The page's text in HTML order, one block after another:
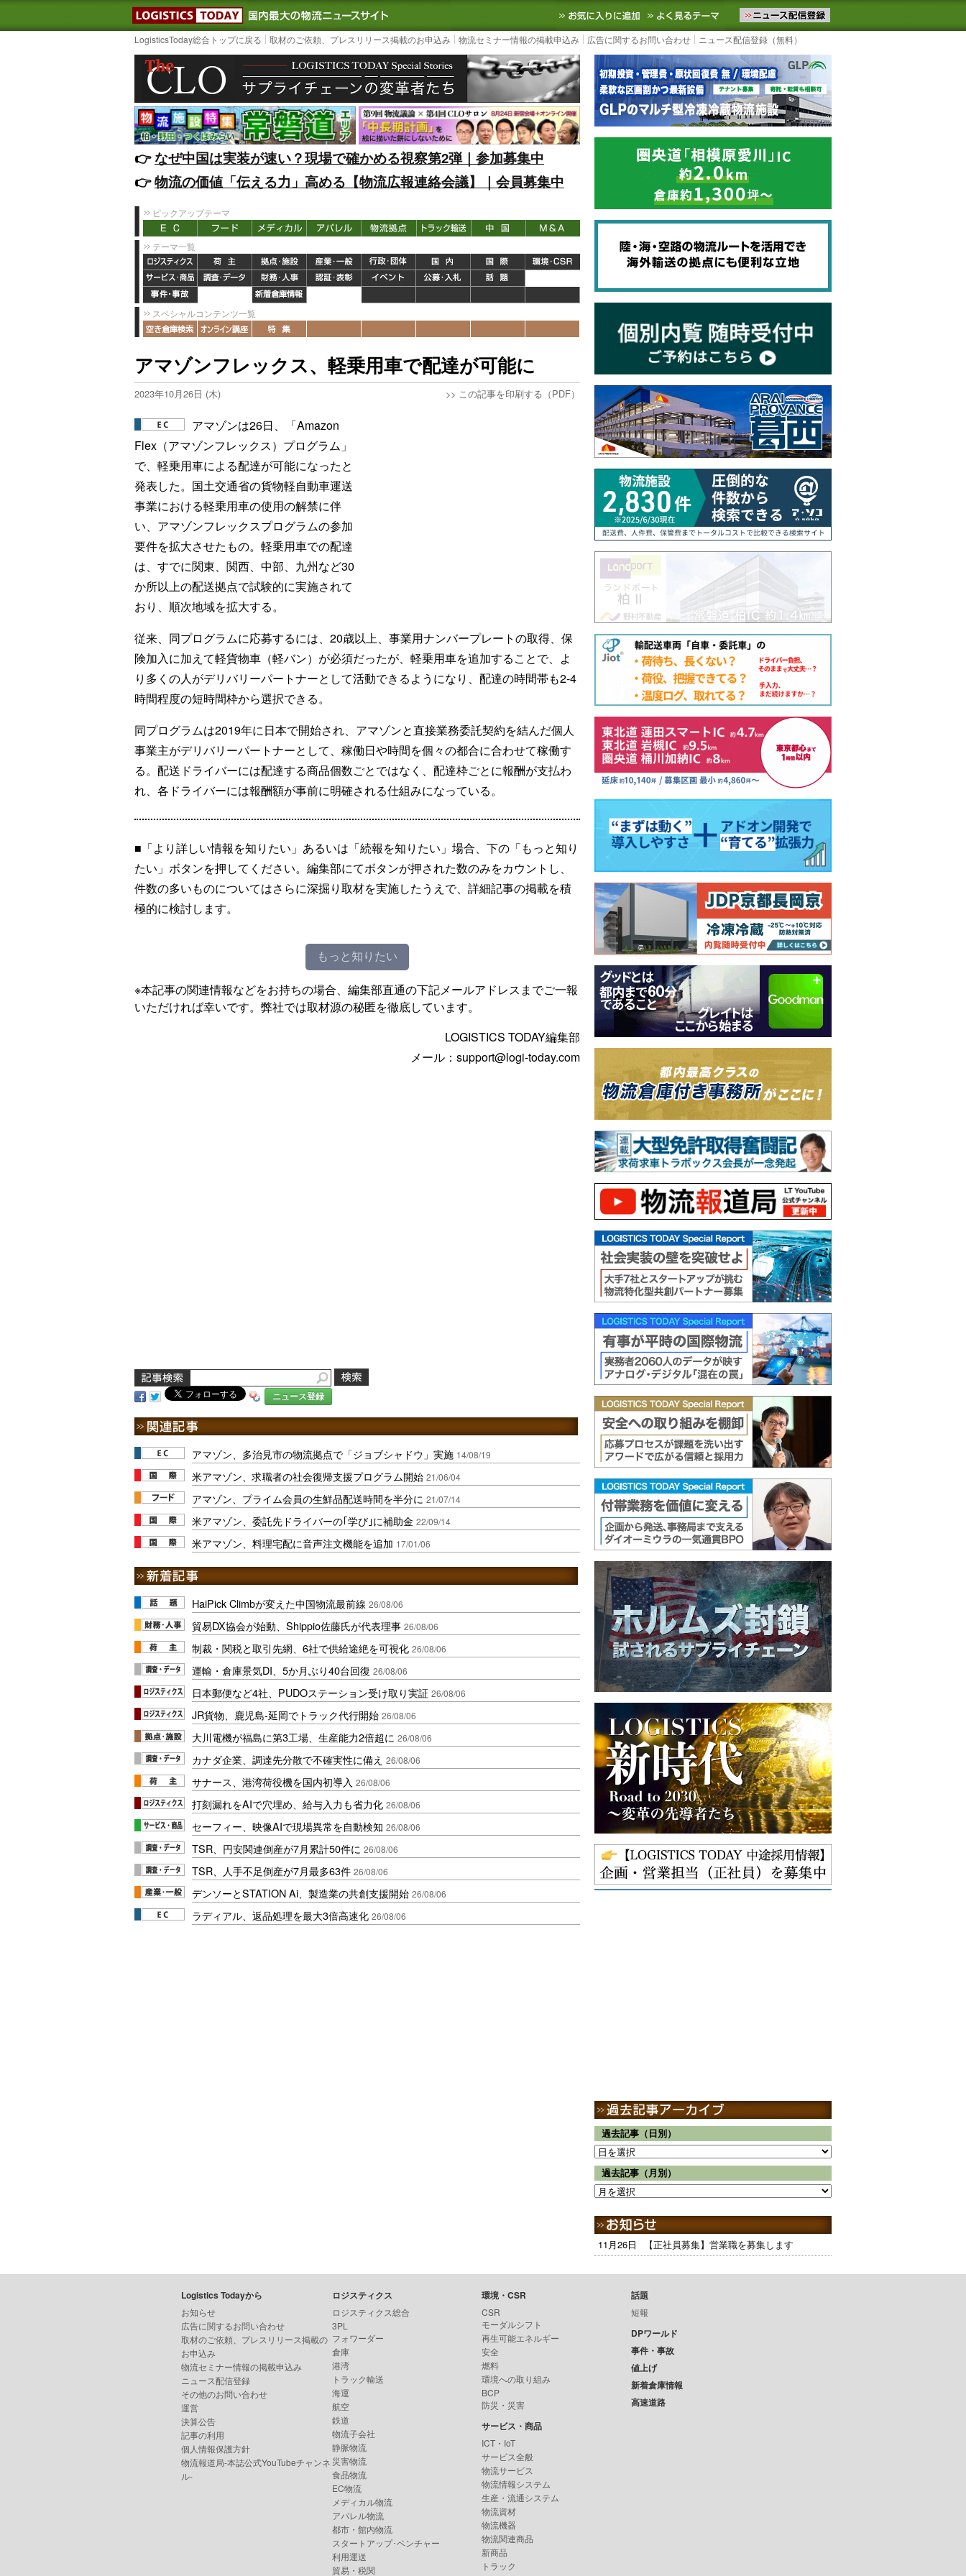
LOGISTICS TODAY｜国内最大の物流ニュースサイト3PL, SCMなど国内外の最新の物流ニュースをお届けします。物流ニュースメール配信を登録す
お気に入りに追加 よく見るテーマ
LogisticsToday総合トップに戻る 取材のご依頼、プレスリリース掲載のお申込み 物流セミナー情報の掲載申込み 広告に関するお問い合わせ ニュース配信登録（無料）
👉️なぜ中国は実装が速い？現場で確かめる視察第2弾｜参加募集中
👉️物流の価値「伝える力」高める【物流広報連絡会議】｜会員募集中
ピックアップテーマ
テーマ一覧
スペシャルコンテンツ一覧
アマゾンフレックス、軽乗用車で配達が可能に
2023年10月26日 (木) >> この記事を印刷する（PDF）
アマゾンは26日、「Amazon
Flex（アマゾンフレックス）プログラム」
で、軽乗用車による配達が可能になったと
発表した。国土交通省の貨物軽自動車運送
事業における軽乗用車の使用の解禁に伴
い、アマゾンフレックスプログラムの参加
要件を拡大させたもの。軽乗用車での配達
は、すでに関東、関西、中部、九州など30
か所以上の配送拠点で試験的に実施されて
おり、順次地域を拡大する。
従来、同プログラムに応募するには、20歳以上、事業用ナンバープレートの取得、保
険加入に加えて軽貨物車（軽バン）が必須だったが、軽乗用車を追加することで、よ
り多くの人がデリバリーパートナーとして活動できるようになり、配達の時間帯も2-4
時間程度の短時間枠から選択できる。
同プログラムは2019年に日本で開始され、アマゾンと直接業務委託契約を結んだ個人
事業主がデリバリーパートナーとして、稼働日や時間を個々の都合に合わせて稼働す
る。配送ドライバーには配達する商品個数ごとではなく、配達枠ごとに報酬が支払わ
れ、各ドライバーには報酬額が事前に明確される仕組みになっている。
■「より詳しい情報を知りたい」あるいは「続報を知りたい」場合、下の「もっと知り
たい」ボタンを押してください。編集部にてボタンが押された数のみをカウントし、
件数の多いものについてはさらに深掘り取材を実施したうえで、詳細記事の掲載を積
極的に検討します。
もっと知りたい
※本記事の関連情報などをお持ちの場合、編集部直通の下記メールアドレスまでご一報
いただければ幸いです。弊社では取材源の秘匿を徹底しています。
LOGISTICS TODAY編集部
メール：support@logi-today.com
ニュース登録
アマゾン、多治見市の物流拠点で「ジョブシャドウ」実施 14/08/19
米アマゾン、求職者の社会復帰支援プログラム開始 21/06/04
アマゾン、プライム会員の生鮮品配送時間を半分に 21/07/14
米アマゾン、委託先ドライバーの｢学び｣に補助金 22/09/14
米アマゾン、料理宅配に音声注文機能を追加 17/01/06
HaiPick Climbが変えた中国物流最前線 26/08/06
貿易DX協会が始動、Shippio佐藤氏が代表理事 26/08/06
制裁・関税と取引先網、6社で供給途絶を可視化 26/08/06
運輸・倉庫景気DI、5か月ぶり40台回復 26/08/06
日本郵便など4社、PUDOステーション受け取り実証 26/08/06
JR貨物、鹿児島-延岡でトラック代行開始 26/08/06
大川電機が福島に第3工場、生産能力2倍超に 26/08/06
カナダ企業、調達先分散で不確実性に備え 26/08/06
サナース、港湾荷役機を国内初導入 26/08/06
打刻漏れをAIで穴埋め、給与入力も省力化 26/08/06
セーフィー、映像AIで現場異常を自動検知 26/08/06
TSR、円安関連倒産が7月累計50件に 26/08/06
TSR、人手不足倒産が7月最多63件 26/08/06
デンソーとSTATION Ai、製造業の共創支援開始 26/08/06
ラディアル、返品処理を最大3倍高速化 26/08/06
過去記事（日別）
過去記事（月別）
11月26日 【正社員募集】営業職を募集します
Logistics Todayから
お知らせ
広告に関するお問い合わせ
取材のご依頼、プレスリリース掲載の
お申込み
物流セミナー情報の掲載申込み
ニュース配信登録
その他のお問い合わせ
運営
決算公告
記事の利用
個人情報保護方針
物流報道局-本誌公式YouTubeチャンネ
ル-
ロジスティクス
ロジスティクス総合
3PL
フォワーダー
倉庫
港湾
トラック輸送
海運
航空
鉄道
物流子会社
静脈物流
災害物流
食品物流
EC物流
メディカル物流
アパレル物流
都市・館内物流
スタートアップ･ベンチャー
利用運送
貿易・税関
環境・CSR
CSR
モーダルシフト
再生可能エネルギー
安全
燃料
環境への取り組み
BCP
防災・災害
サービス・商品
ICT・IoT
サービス全般
物流サービス
物流情報システム
生産・流通システム
物流資材
物流機器
物流関連商品
新商品
トラック
話題
短報
DPワールド
事件・事故
値上げ
新着倉庫情報
高速道路